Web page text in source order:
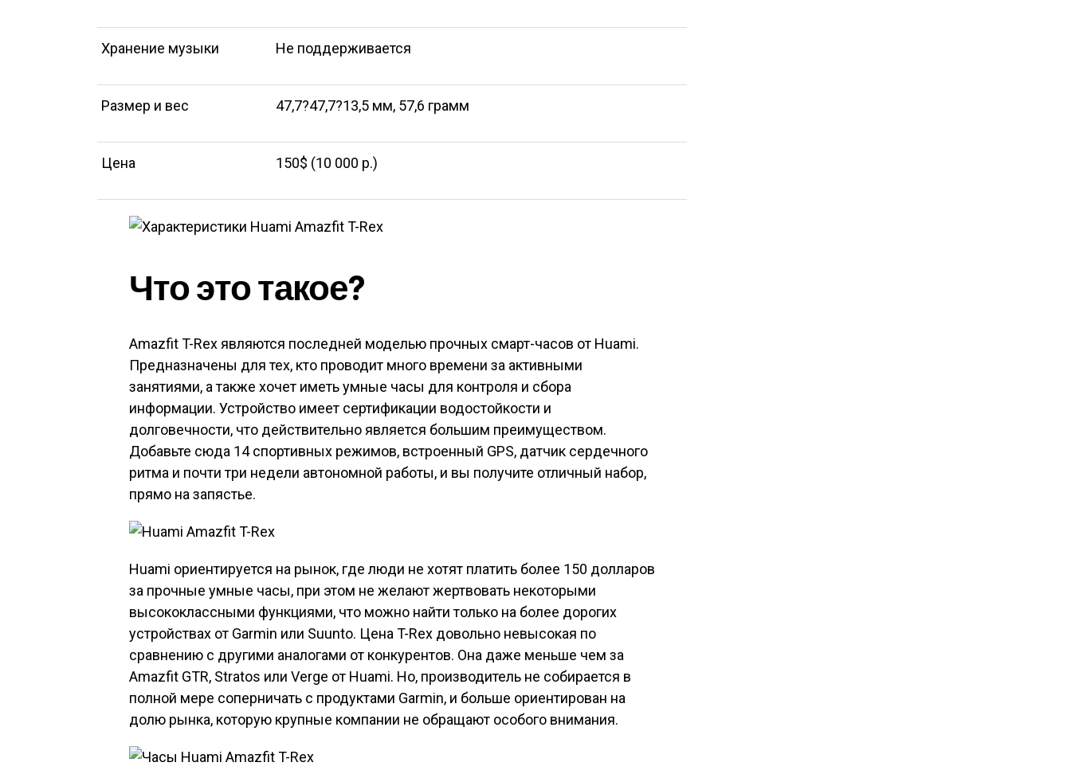
Хранение музыки Не поддерживается
Размер и вес 47,7?47,7?13,5 мм, 57,6 грамм
Цена 150$ (10 000 р.)
Что это такое?
Amazfit T-Rex являются последней моделью прочных смарт-часов от Huami.
Предназначены для тех, кто проводит много времени за активными
занятиями, а также хочет иметь умные часы для контроля и сбора
информации. Устройство имеет сертификации водостойкости и
долговечности, что действительно является большим преимуществом.
Добавьте сюда 14 спортивных режимов, встроенный GPS, датчик сердечного
ритма и почти три недели автономной работы, и вы получите отличный набор,
прямо на запястье.
Huami ориентируется на рынок, где люди не хотят платить более 150 долларов
за прочные умные часы, при этом не желают жертвовать некоторыми
высококлассными функциями, что можно найти только на более дорогих
устройствах от Garmin или Suunto. Цена T-Rex довольно невысокая по
сравнению с другими аналогами от конкурентов. Она даже меньше чем за
Amazfit GTR, Stratos или Verge от Huami. Но, производитель не собирается в
полной мере соперничать с продуктами Garmin, и больше ориентирован на
долю рынка, которую крупные компании не обращают особого внимания.